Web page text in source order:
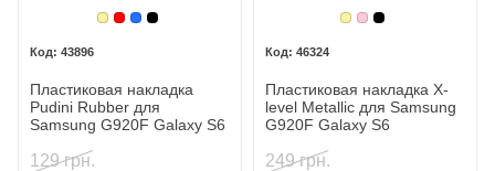
Золотой
Красный
Синий
Черный
43896
Пластиковая накладка
Pudini Rubber для
Samsung G920F Galaxy S6
129 грн.
Золотой
Розовый
Черный
46324
Пластиковая накладка X-
level Metallic для Samsung
G920F Galaxy S6
249 грн.